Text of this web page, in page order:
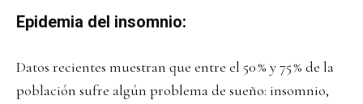
Epidemia del insomnio:
Datos recientes muestran que entre el 50 % y 75 % de la
población sufre algún problema de sueño: insomnio,